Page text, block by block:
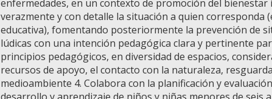
enfermedades, en un contexto de promoción del
verazmente y con detalle la situación a quien
educativa), fomentando posteriormente la prevención de
lúdicas con una intención pedagógica clara y pertinente
principios pedagógicos, en diversidad de espacios,
recursos de apoyo, el contacto con la naturaleza,
medioambiente 4. Colabora con la planificación y